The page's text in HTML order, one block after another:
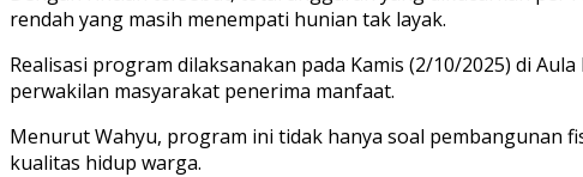
rendah yang masih menempati hunian tak layak.
Realisasi program dilaksanakan pada Kamis (2/10/2025) di
perwakilan masyarakat penerima manfaat.
Menurut Wahyu, program ini tidak hanya soal pembangunan
kualitas hidup warga.